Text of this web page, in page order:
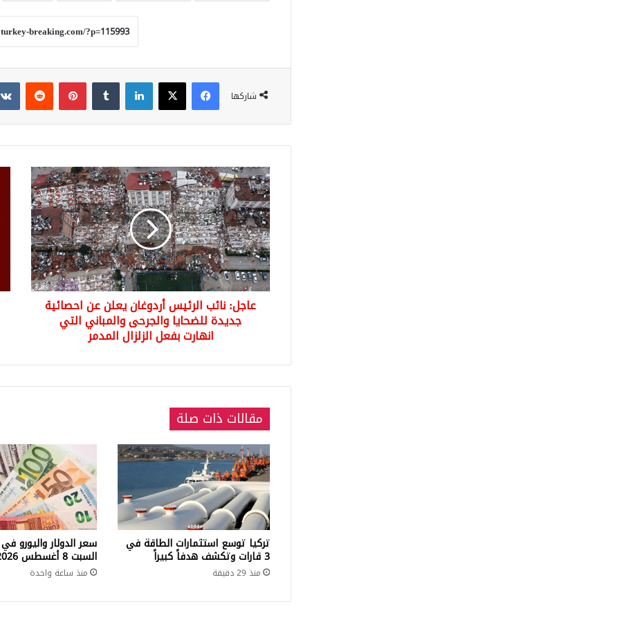
شاركها
فيسبوك‫X لينكدإن بينتيريست
عاجل:
نائب
الرئيس
أردوغان
يعلن
عن
احصائية
جديدة
للضحايا
والجرحى
والمباني
بفعل
المدمر
عاجل: نائب الرئيس أردوغان يعلن عن احصائية
جديدة للضحايا والجرحى والمباني التي
انهارت بفعل الزلزال المدمر
من
مقالات ذات صلة
تركيا توسع استثمارات الطاقة في
3 قارات وتكشف هدفاً كبيراً
منذ 29 دقيقة
سعر الدولار واليورو
السبت 8 أغسطس 2026
منذ ساعة واحدة